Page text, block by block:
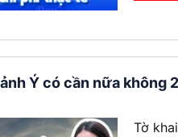
Ý có cần nữa không
Tờ